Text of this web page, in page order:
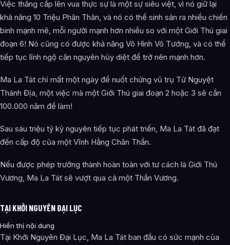
Việc thăng cấp lên vua thực sự là một sự siêu việt, vì nó giữ lại
khả năng 10 Triệu Phân Thân, và nó có thể sinh sản ra nhiều chiến
binh mạnh mẽ, mỗi người mạnh hơn nhiều so với một Giới Thú giai
đoạn 6! Nó cũng có được khả năng Vô Hình Vô Tướng, và có thể
tiếp tục lĩnh ngộ căn nguyên hủy diệt để trở nên mạnh hơn.
Ma La Tát chỉ mất một ngày để nuốt chửng vũ trụ Tử Nguyệt
Thánh Địa, một việc mà một Giới Thú giai đoạn 2 hoặc 3 sẽ cần
100.000 năm để làm!
Sau sáu triệu tỷ kỷ nguyên tiếp tục phát triển, Ma La Tát đã đạt
đến cấp độ của một Vĩnh Hằng Chân Thần.
Nếu được phép trưởng thành hoàn toàn với tư cách là Giới Thú
Vương, Ma La Tát sẽ vượt qua cả một Thần Vương.
TẠI KHỞI NGUYÊN ĐẠI LỤC
Hiển thị nội dung
Tại Khởi Nguyên Đại Lục, Ma La Tát ban đầu có sức mạnh của